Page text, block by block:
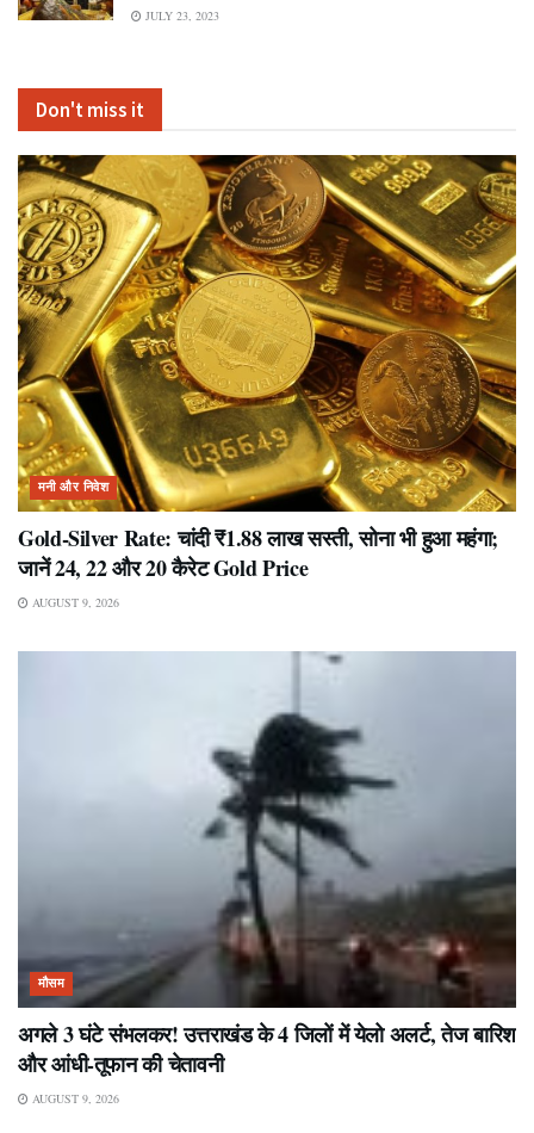
JULY 23, 2023
Don't miss it
मनी और निवेश
Gold-Silver Rate: चांदी ₹1.88 लाख सस्ती, सोना भी हुआ महंगा;
जानें 24, 22 और 20 कैरेट Gold Price
AUGUST 9, 2026
मौसम
अगले 3 घंटे संभलकर! उत्तराखंड के 4 जिलों में येलो अलर्ट, तेज बारिश
और आंधी-तूफान की चेतावनी
AUGUST 9, 2026